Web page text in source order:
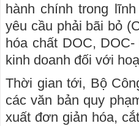
hành chính trong
yêu cầu phải bãi bỏ
hóa chất DOC,
kinh doanh đối với
Thời gian tới, Bộ
các văn bản quy
xuất đơn giản hóa,